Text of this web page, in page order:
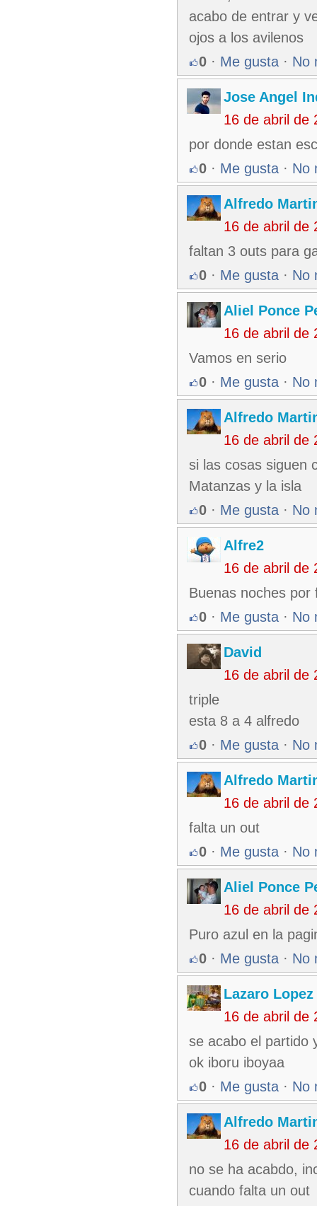
acabo de entrar y
ojos a los avilenos
0 · Me gusta · No
Jose Angel
16 de abril de
por donde estan
0 · Me gusta · No
Alfredo
16 de abril de
faltan 3 outs para
0 · Me gusta · No
Aliel Ponce
16 de abril de
Vamos en serio
0 · Me gusta · No
Alfredo
16 de abril de
si las cosas siguen
Matanzas y la isla
0 · Me gusta · No
Alfre2
16 de abril de
Buenas noches por
0 · Me gusta · No
David
16 de abril de
triple
esta 8 a 4 alfredo
0 · Me gusta · No
Alfredo
16 de abril de
falta un out
0 · Me gusta · No
Aliel Ponce
16 de abril de
Puro azul en la
0 · Me gusta · No
Lazaro Lopez
16 de abril de
se acabo el partido
ok iboru iboyaa
0 · Me gusta · No
Alfredo
16 de abril de
no se ha acabdo,
cuando falta un out